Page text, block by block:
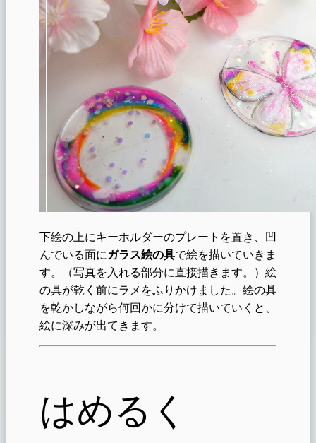
下絵の上にキーホルダーのプレートを置き、凹
んでいる面に ガラス絵の具で絵を描いていきま
す。（写真を入れる部分に直接描きます。）絵
の具が乾く前にラメをふりかけました。絵の具
を乾かしながら何回かに分けて描いていくと、
絵に深みが出てきます。
はめるく